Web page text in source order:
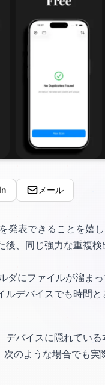
メール
発表できることを嬉
、同じ強力な重複
ダにファイルが溜ま
デバイスでも時間
バイスに隠れてい
次のような場合でも